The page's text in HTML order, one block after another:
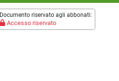
Documento riservato agli abbonati:
Accesso riservato